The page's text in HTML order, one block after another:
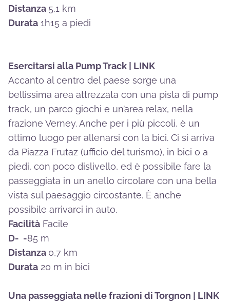
Distanza 5,1 km
Durata 1h15 a piedi
Esercitarsi alla Pump Track | LINK
Accanto al centro del paese sorge una
bellissima area attrezzata con una pista di pump
track, un parco giochi e un’area relax, nella
frazione Verney. Anche per i più piccoli, è un
ottimo luogo per allenarsi con la bici. Ci si arriva
da Piazza Frutaz (ufficio del turismo), in bici o a
piedi, con poco dislivello, ed è possibile fare la
passeggiata in un anello circolare con una bella
vista sul paesaggio circostante. È anche
possibile arrivarci in auto.
Facilità Facile
D- -85 m
Distanza 0,7 km
Durata 20 m in bici
Una passeggiata nelle frazioni di Torgnon | LINK